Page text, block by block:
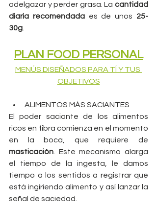
adelgazar y perder grasa. La cantidad
diaria recomendada es de unos 25-
30g
PLAN FOOD PERSONAL
MENÚS DISEÑADOS PARA TÍ Y TUS
OBJETIVOS
ALIMENTOS MÁS SACIANTES
El poder saciante de los alimentos
ricos en fibra comienza en el momento
masticación . Este mecanismo alarga
el tiempo de la ingesta, le damos
tiempo a los sentidos a registrar que
está ingiriendo alimento y así lanzar la
señal de saciedad.